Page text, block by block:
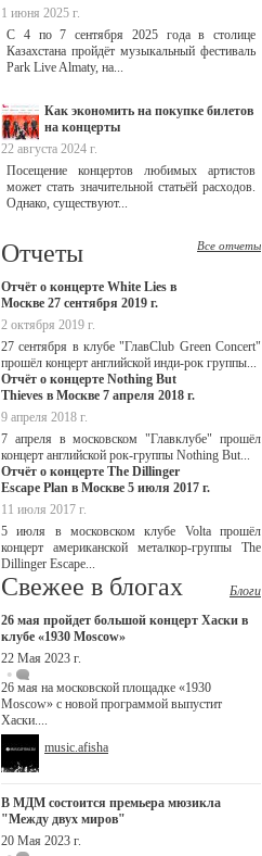
1 июня 2025 г.
С 4 по 7 сентября 2025 года в столице
Казахстана пройдёт музыкальный фестиваль
Park Live Almaty, на...
Как экономить на покупке билетов
на концерты
22 августа 2024 г.
Посещение концертов любимых артистов
может стать значительной статьёй расходов.
Однако, существуют...
Отчеты Все отчеты
Отчёт о концерте White Lies в
Москве 27 сентября 2019 г.
2 октября 2019 г.
27 сентября в клубе "ГлавClub Green Concert"
прошёл концерт английской инди-рок группы...
Отчёт о концерте Nothing But
Thieves в Москве 7 апреля 2018 г.
9 апреля 2018 г.
7 апреля в московском "Главклубе" прошёл
концерт английской рок-группы Nothing But...
Отчёт о концерте The Dillinger
Escape Plan в Москве 5 июля 2017 г.
11 июля 2017 г.
5 июля в московском клубе Volta прошёл
концерт американской металкор-группы The
Dillinger Escape...
Свежее в блогах
Блоги
26 мая пройдет большой концерт Хаски в
клубе «1930 Moscow»
22 Мая 2023 г.
26 мая на московской площадке «1930
Moscow» с новой программой выпустит
Хаски....
music.afisha
В МДМ состоится премьера мюзикла
"Между двух миров"
20 Мая 2023 г.